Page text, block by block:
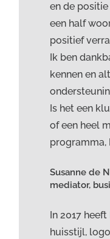
en de
een half
positief
Ik ben
kennen en
Is het een
of een heel
programma,
Susanne de
mediator,
In 2017
huisstijl,